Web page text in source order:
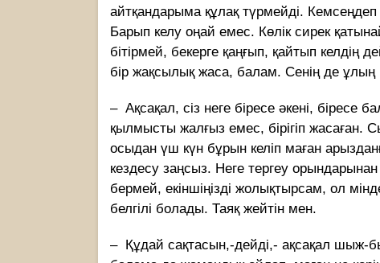
айтқандарыма құлақ түрмейді.
Барып келу оңай емес. Көлік сирек
бітірмей, бекерге қаңғып, қайтып
бір жақсылық жаса, балам. Сенің де
– Ақсақал, сіз неге біресе әкені, біресе
қылмысты жалғыз емес, бірігіп
осыдан үш күн бұрын келіп маған
кездесу заңсыз. Неге тергеу орындарынан
бермей, екіншіңізді жолықтырсам, ол
белгілі болады. Таяқ жейтін мен.
– Құдай сақтасын,-дейді,- ақсақал шыж-